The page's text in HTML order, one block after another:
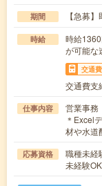
期間 【急募
時給
時給
が可能な
交通費
交通費支
仕事内容
営業事務
＊Excel
材や水道
応募資格
職種未経
未経験